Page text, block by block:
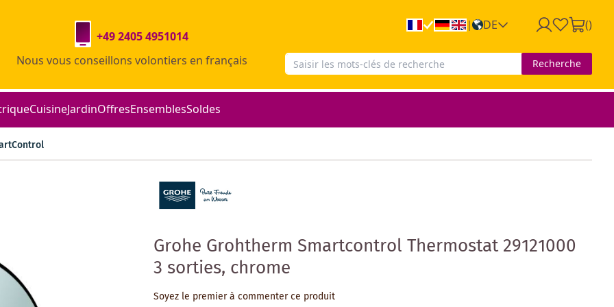
| DE ()
+49 2405 4951014
Nous vous conseillons volontiers en français
Recherche
CuisineJardinOffresEnsemblesSoldes
Grohe Grohtherm Smartcontrol Thermostat 29121000
3 sorties, chrome
Soyez le premier à commenter ce produit